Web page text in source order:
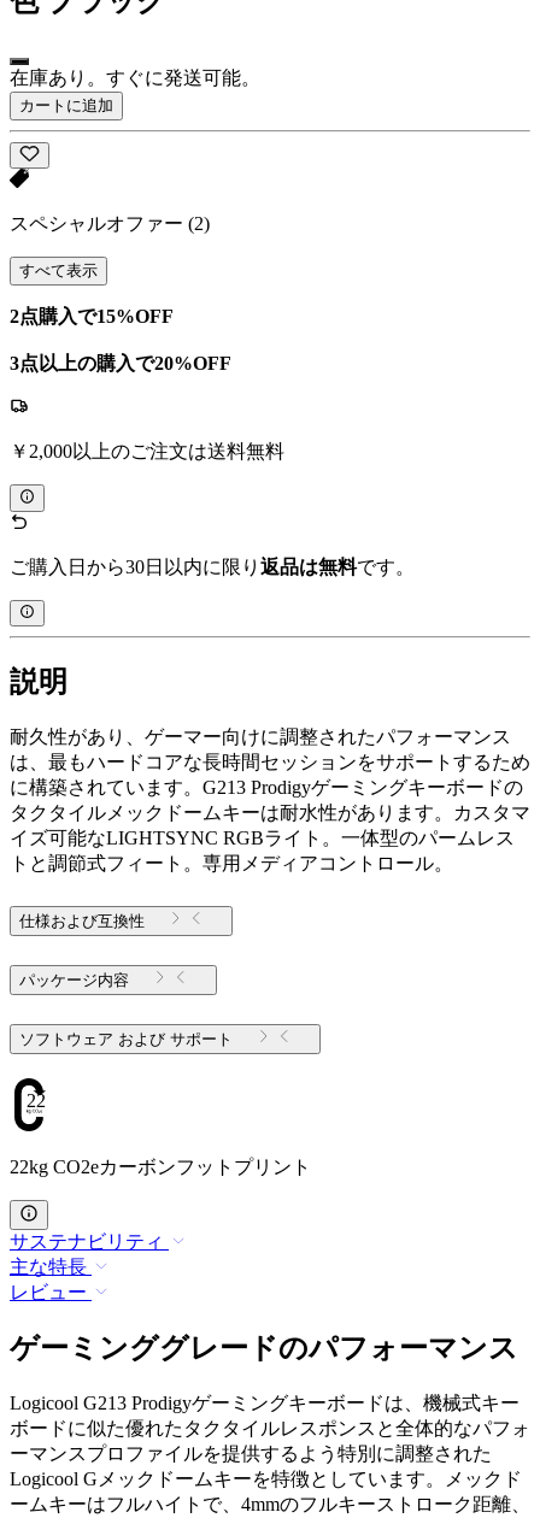
在庫あり。すぐに発送可能。
カートに追加
スペシャルオファー (2)
すべて表示
2点購入で15%OFF
3点以上の購入で20%OFF
￥2,000以上のご注文は送料無料
ご購入日から30日以内に限り 返品は無料です。
説明
耐久性があり、ゲーマー向けに調整されたパフォーマンス
は、最もハードコアな長時間セッションをサポートするため
に構築されています。G213 Prodigyゲーミングキーボードの
タクタイルメックドームキーは耐水性があります。カスタマ
イズ可能なLIGHTSYNC RGBライト。一体型のパームレス
トと調節式フィート。専用メディアコントロール。
仕様および互換性
パッケージ内容
ソフトウェア および サポート
22
22kg CO2eカーボンフットプリント
サステナビリティ
主な特長
レビュー
ゲーミンググレードのパフォーマンス
Logicool G213 Prodigyゲーミングキーボードは、機械式キー
ボードに似た優れたタクタイルレスポンスと全体的なパフォ
ーマンスプロファイルを提供するよう特別に調整された
Logicool Gメックドームキーを特徴としています。メックド
ームキーはフルハイトで、4mmのフルキーストローク距離、